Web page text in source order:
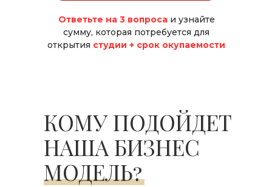
Ответьте на 3 вопросаи узнайте
сумму, которая потребуется для
открытия студии + срок окупаемости
КОМУ ПОДОЙДЕТ
НАША БИЗНЕС
МОДЕЛЬ?